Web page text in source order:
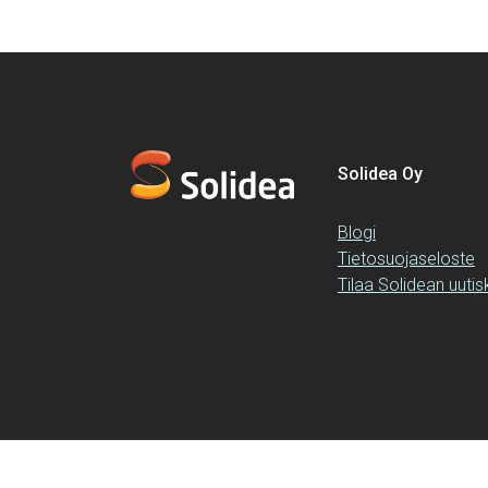
Solidea Oy
Blogi
Tietosuojaseloste
Tilaa Solidean